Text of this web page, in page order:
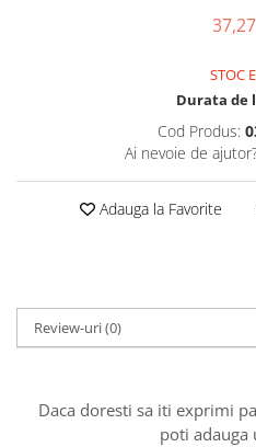
STOC
Durata de
Cod Produs:
Ai nevoie de
Adauga la Favorite
Review-uri(0)
Daca doresti sa iti exprimi
poti adauga